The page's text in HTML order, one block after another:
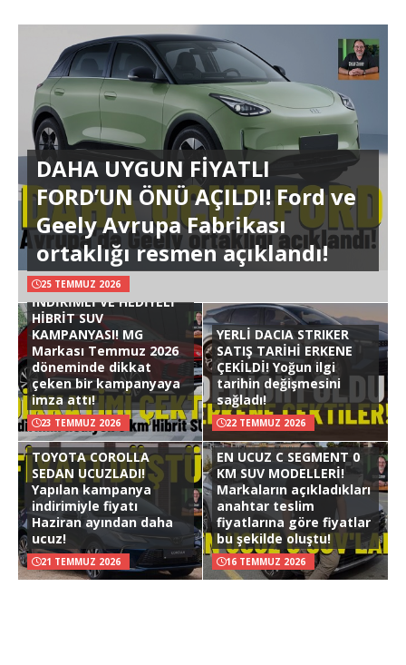
DAHA UYGUN FİYATLI
FORD’UN ÖNÜ AÇILDI! Ford ve
Geely Avrupa Fabrikası
ortaklığı resmen açıklandı!
25 TEMMUZ 2026
İNDİRİMLİ VE HEDİYELİ
HİBRİT SUV
KAMPANYASI! MG
Markası Temmuz 2026
döneminde dikkat
çeken bir kampanyaya
imza attı!
23 TEMMUZ 2026
YERLİ DACIA STRIKER
SATIŞ TARİHİ ERKENE
ÇEKİLDİ! Yoğun ilgi
tarihin değişmesini
sağladı!
22 TEMMUZ 2026
TOYOTA COROLLA
SEDAN UCUZLADI!
Yapılan kampanya
indirimiyle fiyatı
Haziran ayından daha
ucuz!
21 TEMMUZ 2026
EN UCUZ C SEGMENT 0
KM SUV MODELLERİ!
Markaların açıkladıkları
anahtar teslim
fiyatlarına göre fiyatlar
bu şekilde oluştu!
16 TEMMUZ 2026